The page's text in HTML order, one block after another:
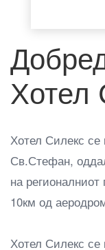
Хотел
Хотел Силекс се
Св.Стефан,
на
10км од
Хотел Силекс се